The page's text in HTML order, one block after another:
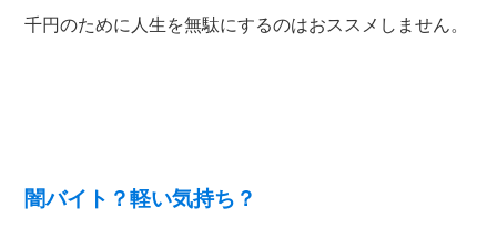
千円のために人生を無駄にするのはおススメしません。
闇バイト？軽い気持ち？